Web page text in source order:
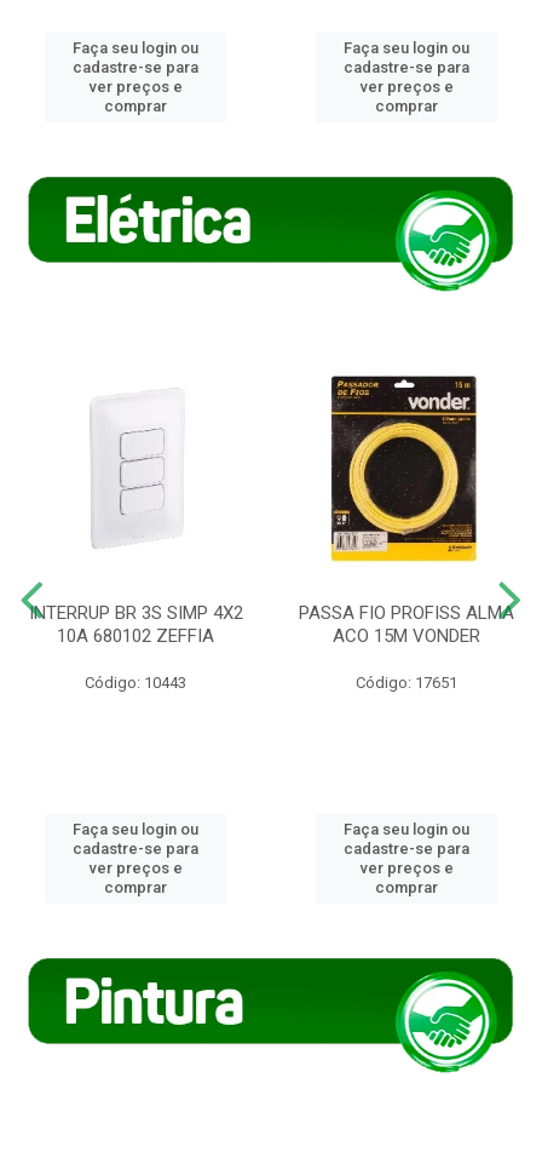
Faça seu login ou
cadastre-se para
ver preços e
comprar
Faça seu login ou
cadastre-se para
ver preços e
comprar
INTERRUP BR 3S SIMP 4X2
10A 680102 ZEFFIA
Código: 10443
Faça seu login ou
cadastre-se para
ver preços e
comprar
PASSA FIO PROFISS ALMA
ACO 15M VONDER
Código: 17651
Faça seu login ou
cadastre-se para
ver preços e
comprar